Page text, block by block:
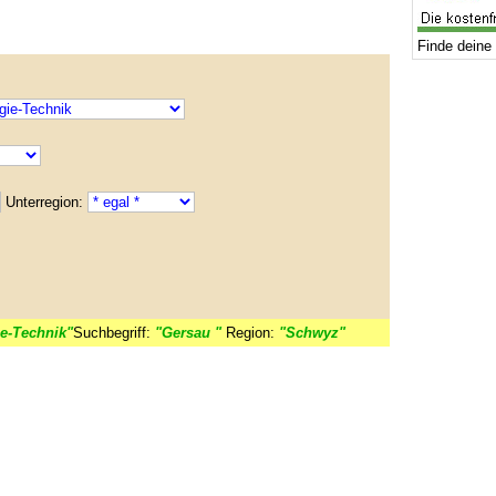
Unterregion:
Technik"Suchbegriff: "Gersau "Region: "Schwyz"
Finde deine